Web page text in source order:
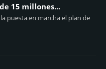
15 millones...
puesta en marcha el plan de